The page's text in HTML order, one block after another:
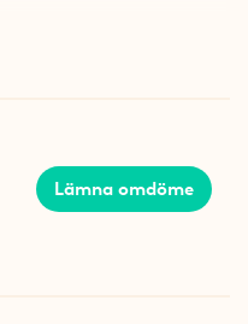
Lämna omdöme